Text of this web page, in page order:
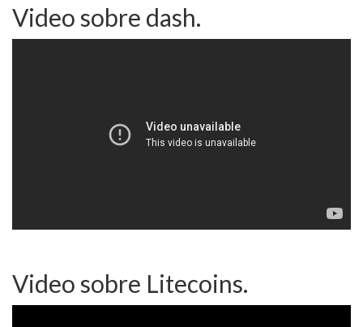
Video sobre dash.
Video sobre Litecoins.